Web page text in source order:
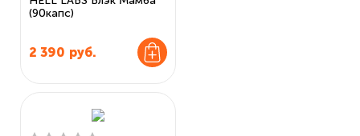
(90капс)
2 390 руб.